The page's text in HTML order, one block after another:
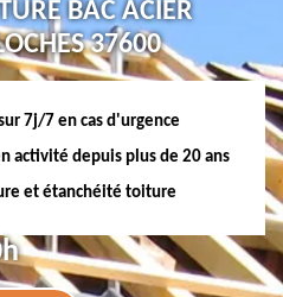
BAC ACIER
37600
7j/7 en cas d'urgence
activité depuis plus de 20 ans
et étanchéité toiture